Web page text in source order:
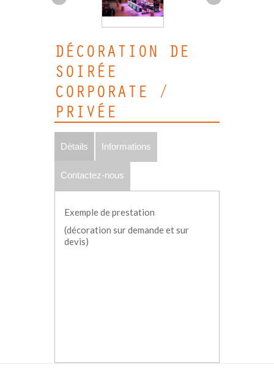
DÉCORATION DE
SOIRÉE
CORPORATE /
PRIVÉE
Détails Informations
Contactez-nous
Exemple de prestation
(décoration sur demande et sur
devis)